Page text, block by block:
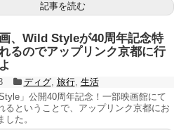
記事を読む
、Wild Styleが40周年記念特
るのでアップリンク京都に行
ディグ, 旅行, 生活
」公開40周年記念！一部映画館にて
るということで、アップリンク京都にお
した。